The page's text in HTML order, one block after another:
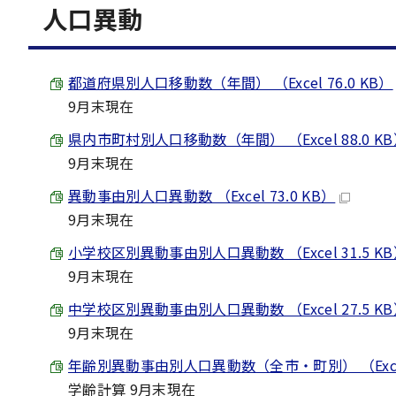
人口異動
都道府県別人口移動数（年間） （Excel 76.0 KB）
9月末現在
県内市町村別人口移動数（年間） （Excel 88.0 KB
9月末現在
異動事由別人口異動数 （Excel 73.0 KB）
9月末現在
小学校区別異動事由別人口異動数 （Excel 31.5 KB
9月末現在
中学校区別異動事由別人口異動数 （Excel 27.5 KB
9月末現在
年齢別異動事由別人口異動数（全市・町別） （
学齢計算 9月末現在